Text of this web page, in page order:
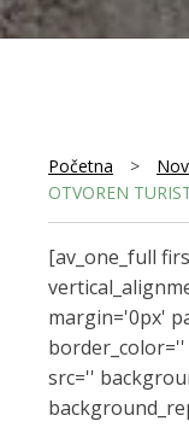
Početna >
OTVOREN
[av_one_full
margin='0px'
src=''